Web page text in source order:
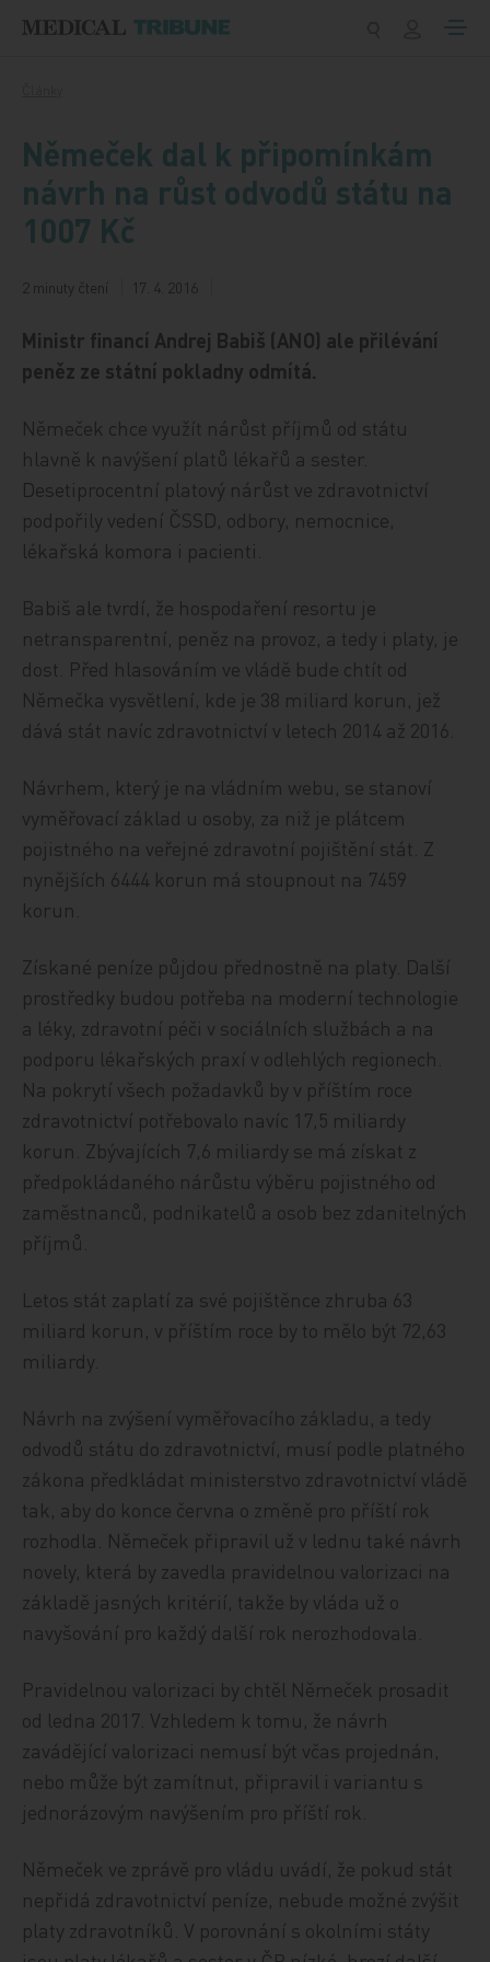
Němeček dal k připomínkám
návrh na růst odvodů státu na
1007 Kč
2 minuty čtení 17. 4. 2016
Ministr financí Andrej Babiš (ANO) ale přilévání
peněz ze státní pokladny odmítá.
Němeček chce využít nárůst příjmů od státu
hlavně k navýšení platů lékařů a sester.
Desetiprocentní platový nárůst ve zdravotnictví
podpořily vedení ČSSD, odbory, nemocnice,
lékařská komora i pacienti.
Babiš ale tvrdí, že hospodaření resortu je
netransparentní, peněz na provoz, a tedy i platy, je
dost. Před hlasováním ve vládě bude chtít od
Němečka vysvětlení, kde je 38 miliard korun, jež
dává stát navíc zdravotnictví v letech 2014 až 2016.
Návrhem, který je na vládním webu, se stanoví
vyměřovací základ u osoby, za niž je plátcem
pojistného na veřejné zdravotní pojištění stát. Z
nynějších 6444 korun má stoupnout na 7459
korun.
Získané peníze půjdou přednostně na platy. Další
prostředky budou potřeba na moderní technologie
a léky, zdravotní péči v sociálních službách a na
podporu lékařských praxí v odlehlých regionech.
Na pokrytí všech požadavků by v příštím roce
zdravotnictví potřebovalo navíc 17,5 miliardy
korun. Zbývajících 7,6 miliardy se má získat z
předpokládaného nárůstu výběru pojistného od
zaměstnanců, podnikatelů a osob bez zdanitelných
příjmů.
Letos stát zaplatí za své pojištěnce zhruba 63
miliard korun, v příštím roce by to mělo být 72,63
miliardy.
Návrh na zvýšení vyměřovacího základu, a tedy
odvodů státu do zdravotnictví, musí podle platného
zákona předkládat ministerstvo zdravotnictví vládě
tak, aby do konce června o změně pro příští rok
rozhodla. Němeček připravil už v lednu také návrh
novely, která by zavedla pravidelnou valorizaci na
základě jasných kritérií, takže by vláda už o
navyšování pro každý další rok nerozhodovala.
Pravidelnou valorizaci by chtěl Němeček prosadit
od ledna 2017. Vzhledem k tomu, že návrh
zavádějící valorizaci nemusí být včas projednán,
nebo může být zamítnut, připravil i variantu s
jednorázovým navýšením pro příští rok.
Němeček ve zprávě pro vládu uvádí, že pokud stát
nepřidá zdravotnictví peníze, nebude možné zvýšit
platy zdravotníků. V porovnání s okolními státy